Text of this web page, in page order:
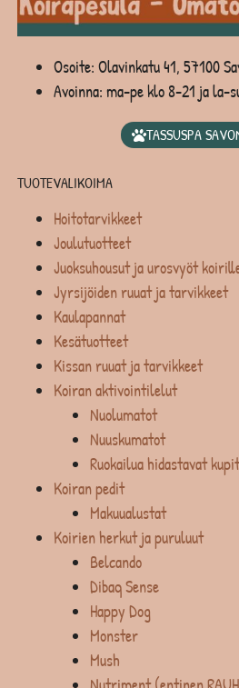
Osoite: Olavinkatu 41, 57100
Avoinna: ma-pe klo 8-21 ja la-
TASSUSPA
TUOTEVALIKOIMA
Hoitotarvikkeet
Joulutuotteet
Juoksuhousut ja urosvyöt
Jyrsijöiden ruuat ja tarvikkeet
Kaulapannat
Kesätuotteet
Kissan ruuat ja tarvikkeet
Koiran aktivointilelut
Nuolumatot
Nuuskumatot
Ruokailua hidastavat kupit
Koiran pedit
Makuualustat
Koirien herkut ja puruluut
Belcando
Dibaq Sense
Happy Dog
Monster
Mush